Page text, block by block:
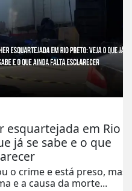
em Rio
sabe e o que
e está preso, mas a
da morte...